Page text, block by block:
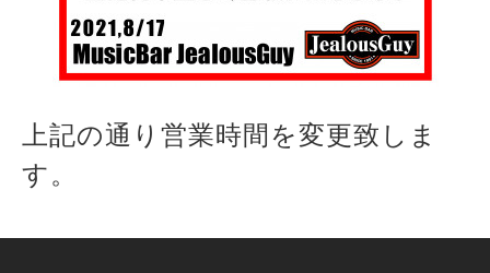
上記の通り営業時間を変更致しま
す。